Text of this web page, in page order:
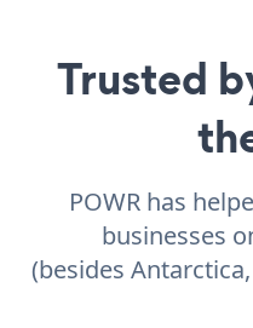
Trusted
POWR has
businesses
(besides